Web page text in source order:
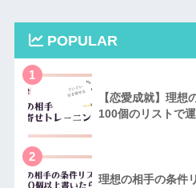
POPULAR
1
【恋愛成就】理想
100個のリストで
2
理想の相手の条件